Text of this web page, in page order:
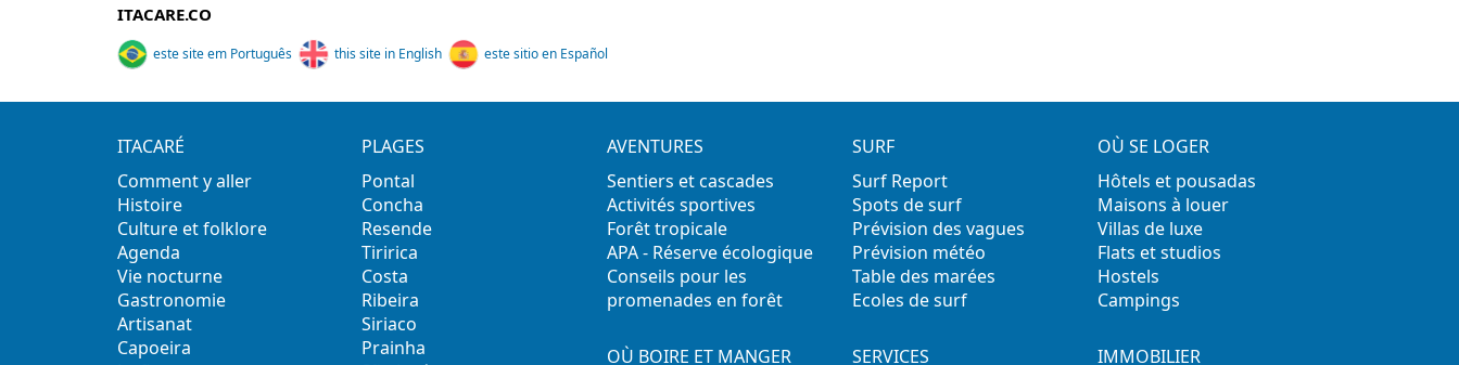
ITACARE.CO
este site em Português this site in English este sitio en Español
ITACARÉ
Comment y aller
Histoire
Culture et folklore
Agenda
Vie nocturne
Gastronomie
Artisanat
Capoeira
PLAGES
Pontal
Concha
Resende
Tiririca
Costa
Ribeira
Siriaco
Prainha
AVENTURES
Sentiers et cascades
Activités sportives
Forêt tropicale
APA - Réserve écologique
Conseils pour les
promenades en forêt
SURF
Surf Report
Spots de surf
Prévision des vagues
Prévision météo
Table des marées
Ecoles de surf
OÙ SE LOGER
Hôtels et pousadas
Maisons à louer
Villas de luxe
Flats et studios
Hostels
Campings
OÙ BOIRE ET MANGER
SERVICES
IMMOBILIER